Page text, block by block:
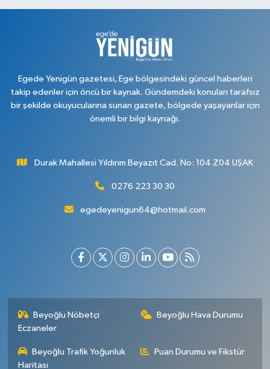
Egede Yenigün gazetesi, Ege bölgesindeki güncel haberleri
takip edenler için öncü bir kaynak. Gündemdeki konuları tarafsız
bir şekilde okuyucularına sunan gazete, bölgede yaşayanlar için
önemli bir bilgi kaynağı.
Durak Mahallesi Yıldırım Beyazıt Cad. No: 104 Z04 UŞAK
0276 223 30 30
egedeyenigun64@hotmail.com
Beyoğlu Nöbetçi
Eczaneler
Beyoğlu Hava Durumu
Beyoğlu Trafik Yoğunluk
Haritası
Puan Durumu ve Fikstür